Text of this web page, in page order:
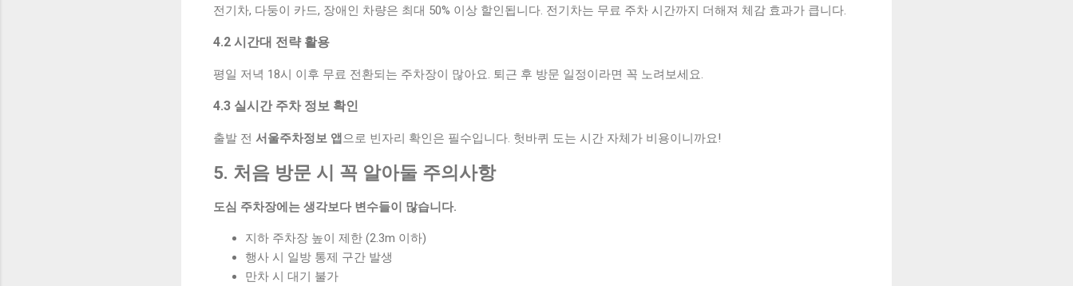
전기차, 다둥이 카드, 장애인 차량은 최대 50% 이상 할인됩니다. 전기차는 무료 주차 시간까지 더해져 체감 효과가 큽니다.
4.2 시간대 전략 활용
평일 저녁 18시 이후 무료 전환되는 주차장이 많아요. 퇴근 후 방문 일정이라면 꼭 노려보세요.
4.3 실시간 주차 정보 확인
출발 전 서울주차정보 앱 으로 빈자리 확인은 필수입니다. 헛바퀴 도는 시간 자체가 비용이니까요!
5. 처음 방문 시 꼭 알아둘 주의사항
도심 주차장에는 생각보다 변수들이 많습니다.
지하 주차장 높이 제한 (2.3m 이하)
행사 시 일방 통제 구간 발생
만차 시 대기 불가